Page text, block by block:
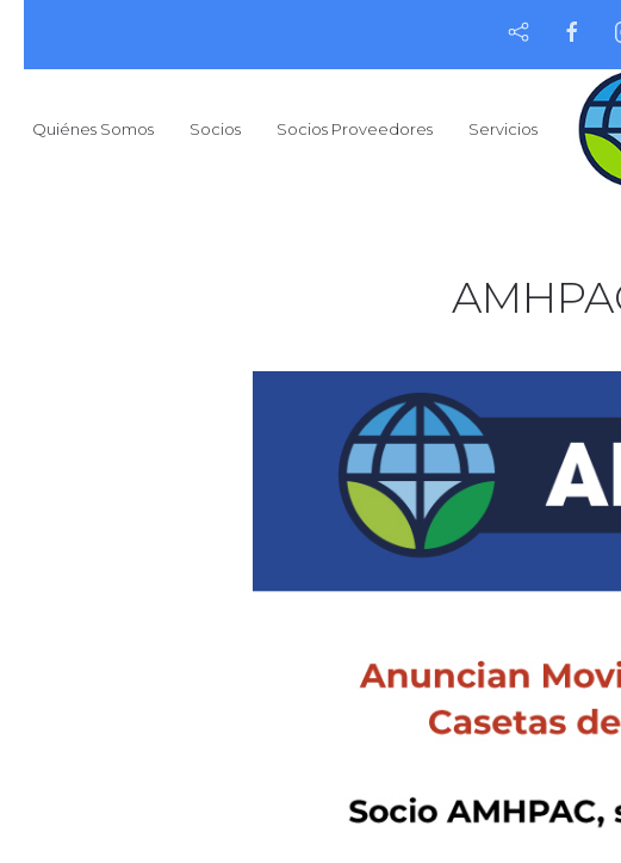
Quiénes Somos Socios Socios Proveedores Servicios